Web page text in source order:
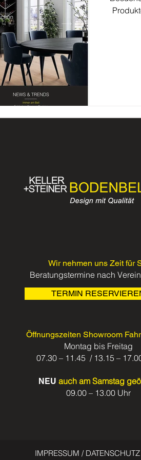
Pflegeprodukte Jobs
Wir nehmen uns Zeit für
Beratungstermine nach
TERMIN
Öffnungszeiten Showroom
Montag bis Freitag
07.30 – 11.45 / 13.15 –
NEU auch am Samstag
09.00 – 13.00 Uhr
IMPRESSUM / DATENSCHUTZ